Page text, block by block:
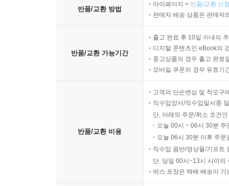
반품/교환 방법
마이페이지 > 반품/교환 신
판매자 배송 상품은 판매자
반품/교환 가능기간
출고 완료 후 10일 이내의
디지털 콘텐츠인 eBook의
중고상품의 경우 출고 완료
모바일 쿠폰의 경우 유효기
반품/교환 비용
고객의 단순변심 및 착오구
직수입양서/직수입일서중
단, 아래의 주문/취소 조건
오늘 00시 ~ 06시 30분
오늘 06시 30분 이후 주
직수입 음반/영상물/기프트
단, 당일 00시~13시 사이의
박스 포장은 택배 배송이